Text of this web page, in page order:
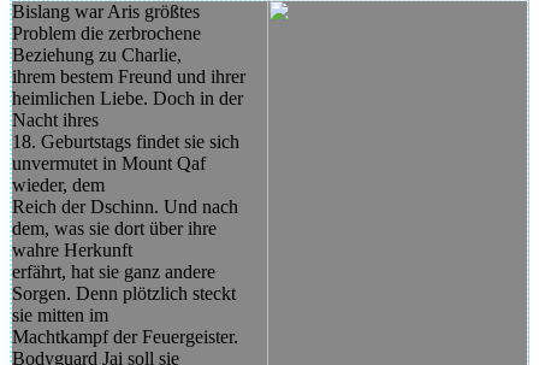
Bislang war Aris größtes
Problem die zerbrochene
Beziehung zu Charlie,
ihrem bestem Freund und ihrer
heimlichen Liebe. Doch in der
Nacht ihres
18. Geburtstags findet sie sich
unvermutet in Mount Qaf
wieder, dem
Reich der Dschinn. Und nach
dem, was sie dort über ihre
wahre Herkunft
erfährt, hat sie ganz andere
Sorgen. Denn plötzlich steckt
sie mitten im
Machtkampf der Feuergeister.
Bodyguard Jai soll sie